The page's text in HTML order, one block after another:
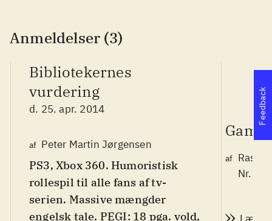
Anmeldelser (3)
Bibliotekernes
vurdering
d. 25. apr. 2014
af Peter Martin Jørgensen
PS3, Xbox 360. Humoristisk
rollespil til alle fans af tv-
serien. Massive mængder
engelsk tale. PEGI: 18 pga. vold,
af
Nr.
Feedback